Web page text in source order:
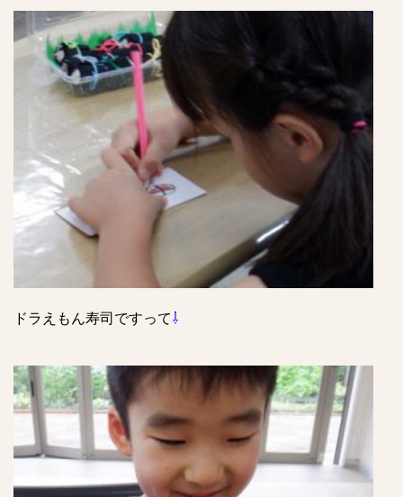
ドラえもん寿司ですって⇩